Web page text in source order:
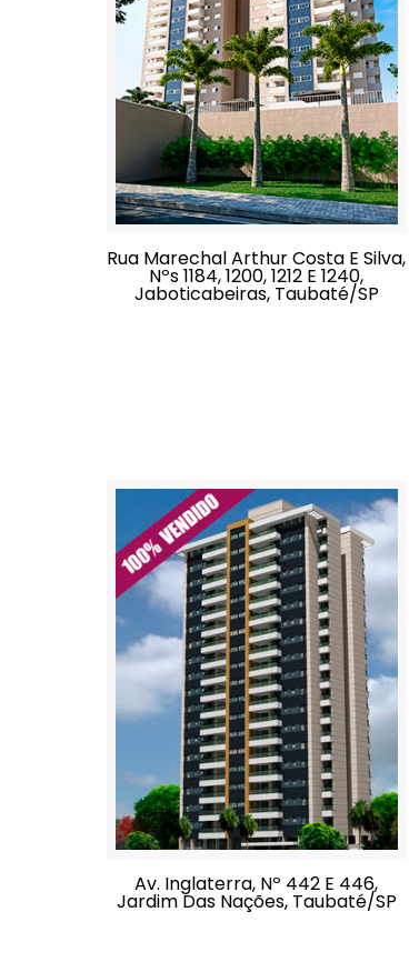
Rua Marechal Arthur Costa E Silva,
Nºs 1184, 1200, 1212 E 1240,
Jaboticabeiras, Taubaté/SP
Av. Inglaterra, Nº 442 E 446,
Jardim Das Nações, Taubaté/SP